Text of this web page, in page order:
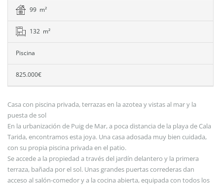
99 m²
132 m²
Piscina
825.000€
Casa con piscina privada, terrazas en la azotea y vistas al mar y la
puesta de sol
En la urbanización de Puig de Mar, a poca distancia de la playa de Cala
Tarida, encontramos esta joya. Una casa adosada muy bien cuidada,
con su propia piscina privada en el patio.
Se accede a la propiedad a través del jardín delantero y la primera
terraza, bañada por el sol. Unas grandes puertas correderas dan
acceso al salón-comedor y a la cocina abierta, equipada con todos los